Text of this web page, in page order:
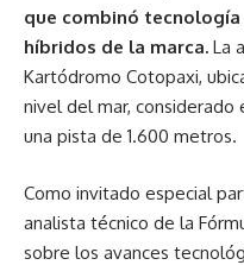
que combinó tecnología
híbridos de la marca. La
Kartódromo Cotopaxi,
nivel del mar, considerado
una pista de 1.600 metros.
Como invitado especial
analista técnico de la
sobre los avances